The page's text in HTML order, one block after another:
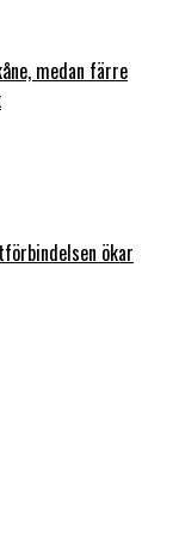
medan färre
ökar